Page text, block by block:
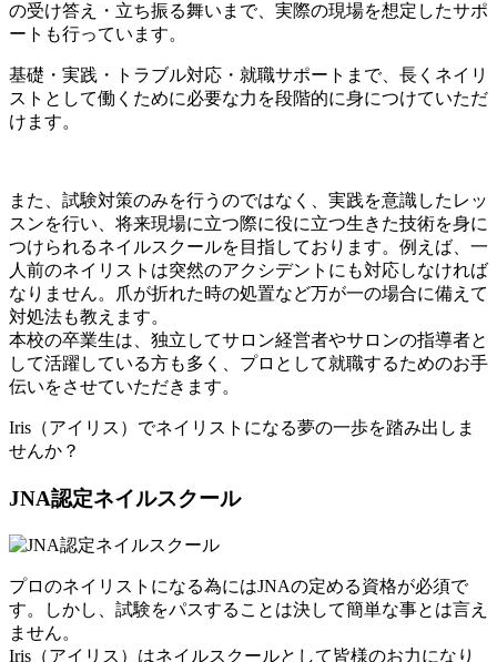
の受け答え・立ち振る舞いまで、実際の現場を想定したサポ
ートも行っています。
基礎・実践・トラブル対応・就職サポートまで、長くネイリ
ストとして働くために必要な力を段階的に身につけていただ
けます。
また、試験対策のみを行うのではなく、実践を意識したレッ
スンを行い、将来現場に立つ際に役に立つ生きた技術を身に
つけられるネイルスクールを目指しております。例えば、一
人前のネイリストは突然のアクシデントにも対応しなければ
なりません。爪が折れた時の処置など万が一の場合に備えて
対処法も教えます。
本校の卒業生は、独立してサロン経営者やサロンの指導者と
して活躍している方も多く、プロとして就職するためのお手
伝いをさせていただきます。
Iris（アイリス）でネイリストになる夢の一歩を踏み出しま
せんか？
JNA認定ネイルスクール
プロのネイリストになる為にはJNAの定める資格が必須で
す。しかし、試験をパスすることは決して簡単な事とは言え
ません。
Iris（アイリス）はネイルスクールとして皆様のお力になり